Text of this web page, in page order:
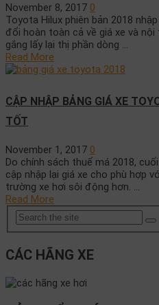
November 8, 2017 0
Toyota Hilux phiên bản 2018
đổi hoàn toàn cả về giá xe và
gắng lấy lại thị phần dòng …
Read More
CẬP NHẬP BẢNG GIÁ XE
TỐT
November 1, 2017 0
Do chính sách thuế má 2018,
cập nhập lại giá xe cho phù hợp
trường xe hơi sôi động hơn. …
Read More
CÁC HÃNG XE